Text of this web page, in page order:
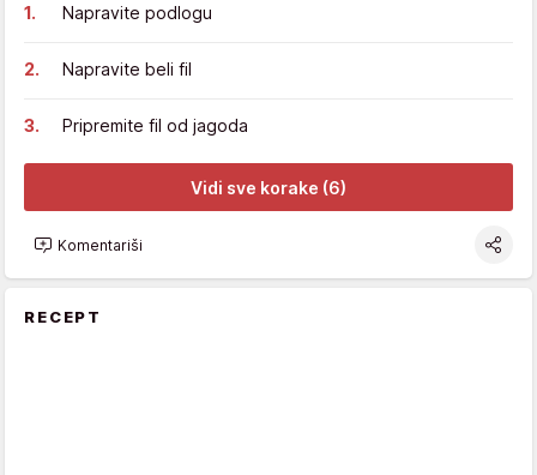
Napravite podlogu
Napravite beli fil
Pripremite fil od jagoda
Vidi sve korake (6)
Komentariši
RECEPT